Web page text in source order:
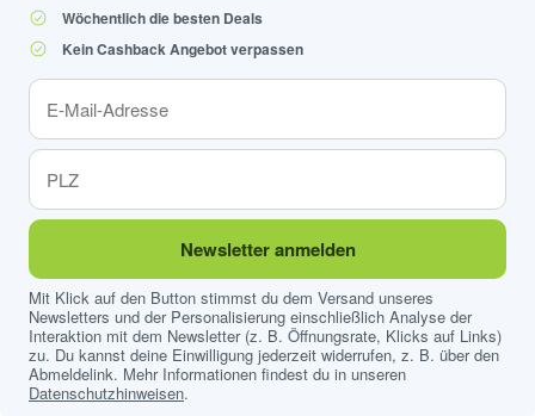
Wöchentlich die besten Deals
Kein Cashback Angebot verpassen
Newsletter anmelden
Mit Klick auf den Button stimmst du dem Versand unseres
Newsletters und der Personalisierung einschließlich Analyse der
Interaktion mit dem Newsletter (z. B. Öffnungsrate, Klicks auf Links)
zu. Du kannst deine Einwilligung jederzeit widerrufen, z. B. über den
Abmeldelink. Mehr Informationen findest du in unseren
Datenschutzhinweisen.